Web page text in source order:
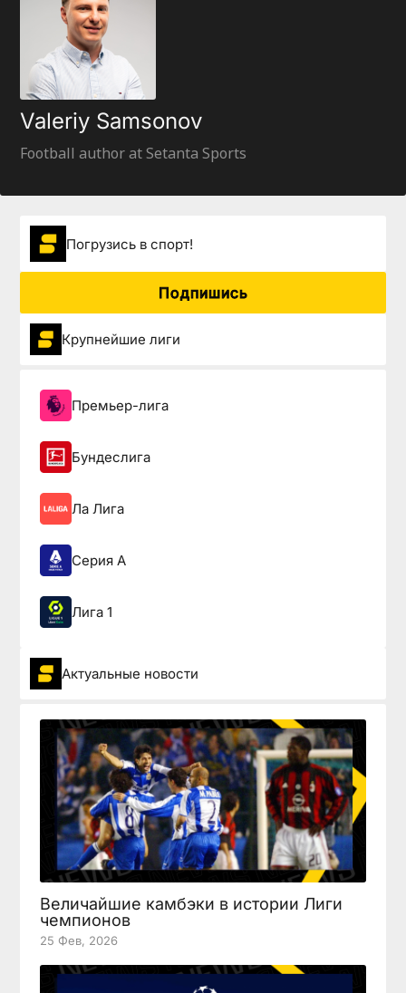
Valeriy Samsonov
Football author at Setanta Sports
Погрузиcь в спорт!
Подпишись
Крупнейшие лиги
Премьер-лига
Бундеслига
Ла Лига
Серия А
Лига 1
Актуальные новости
Величайшие камбэки в истории Лиги
чемпионов
25 Фев, 2026